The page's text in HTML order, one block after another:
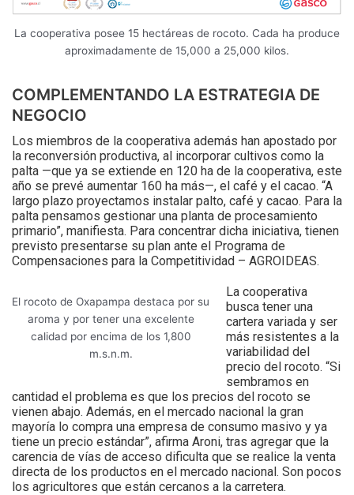
La cooperativa posee 15 hectáreas de rocoto. Cada ha produce
aproximadamente de 15,000 a 25,000 kilos.
COMPLEMENTANDO LA ESTRATEGIA DE
NEGOCIO
Los miembros de la cooperativa además han apostado por
la reconversión productiva, al incorporar cultivos como la
palta —que ya se extiende en 120 ha de la cooperativa, este
año se prevé aumentar 160 ha más—, el café y el cacao. “A
largo plazo proyectamos instalar palto, café y cacao. Para la
palta pensamos gestionar una planta de procesamiento
primario”, manifiesta. Para concentrar dicha iniciativa, tienen
previsto presentarse su plan ante el Programa de
Compensaciones para la Competitividad – AGROIDEAS.
El rocoto de Oxapampa destaca por su
aroma y por tener una excelente
calidad por encima de los 1,800
m.s.n.m.
La cooperativa
busca tener una
cartera variada y ser
más resistentes a la
variabilidad del
precio del rocoto. “Si
sembramos en
cantidad el problema es que los precios del rocoto se
vienen abajo. Además, en el mercado nacional la gran
mayoría lo compra una empresa de consumo masivo y ya
tiene un precio estándar”, afirma Aroni, tras agregar que la
carencia de vías de acceso dificulta que se realice la venta
directa de los productos en el mercado nacional. Son pocos
los agricultores que están cercanos a la carretera.